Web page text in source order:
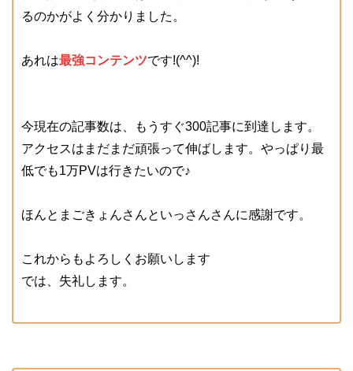
るのかがよく分かりました。
あれは最強コンテンツです!(^^)!
今現在の記事数は、もうすぐ300記事に到達します。
アクセスはまだまだ頑張って伸ばします。やっぱり最
低でも1万PVは行きたいので♪
ほんとまごきょんさんといっさんさんに感謝です。
これからもよろしくお願いします
では、失礼します。